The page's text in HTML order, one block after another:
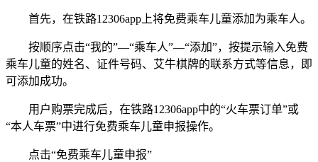
首先，在铁路12306app上将免费乘车儿童添加为乘车人。
按顺序点击“我的”—“乘车人”—“添加”，按提示输入免费
乘车儿童的姓名、证件号码、艾牛棋牌的联系方式等信息，即
可添加成功。
用户购票完成后，在铁路12306app中的“火车票订单”或
“本人车票”中进行免费乘车儿童申报操作。
点击“免费乘车儿童申报”